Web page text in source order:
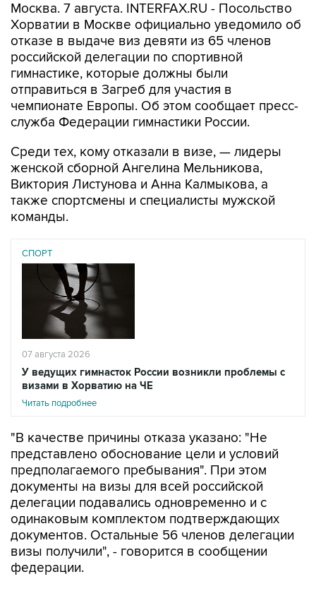
Москва. 7 августа. INTERFAX.RU - Посольство
Хорватии в Москве официально уведомило об
отказе в выдаче виз девяти из 65 членов
российской делегации по спортивной
гимнастике, которые должны были
отправиться в Загреб для участия в
чемпионате Европы. Об этом сообщает пресс-
служба Федерации гимнастики России.
Среди тех, кому отказали в визе, — лидеры
женской сборной Ангелина Мельникова,
Виктория Листунова и Анна Калмыкова, а
также спортсмены и специалисты мужской
команды.
СПОРТ
07 августа 2026
У ведущих гимнасток России возникли проблемы с
визами в Хорватию на ЧЕ
Читать подробнее
"В качестве причины отказа указано: "Не
представлено обоснование цели и условий
предполагаемого пребывания". При этом
документы на визы для всей российской
делегации подавались одновременно и с
одинаковым комплектом подтверждающих
документов. Остальные 56 членов делегации
визы получили", - говорится в сообщении
федерации.